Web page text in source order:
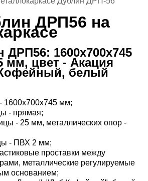
ДРП56 на
ДРП56: 1600х700х745
цвет - Акация
белый
мм;
- прямая;
- 25 мм, металлических опор -
- ПВХ 2 мм;
проставки между
металлические регулируемые
основанием;